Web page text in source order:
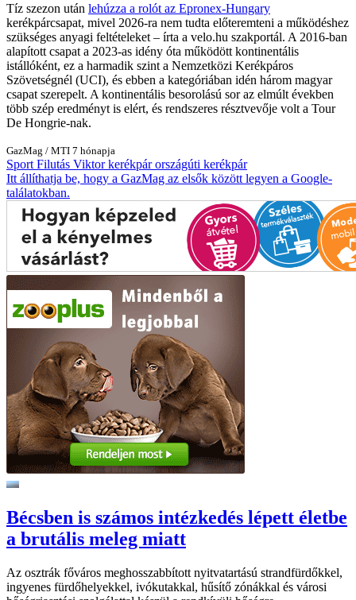
Tíz szezon után lehúzza a rolót az Epronex-Hungary
kerékpárcsapat, mivel 2026-ra nem tudta előteremteni a működéshez
szükséges anyagi feltételeket – írta a velo.hu szakportál. A 2016-ban
alapított csapat a 2023-as idény óta működött kontinentális
istállóként, ez a harmadik szint a Nemzetközi Kerékpáros
Szövetségnél (UCI), és ebben a kategóriában idén három magyar
csapat szerepelt. A kontinentális besorolású sor az elmúlt években
több szép eredményt is elért, és rendszeres résztvevője volt a Tour
De Hongrie-nak.
GazMag / MTI 7 hónapja
Sport Filutás Viktorkerékpárországúti kerékpár
Itt állíthatja be, hogy a GazMag az elsők között legyen a Google-
találatokban.
Bécsben is számos intézkedés lépett életbe
a brutális meleg miatt
Az osztrák főváros meghosszabbított nyitvatartású strandfürdőkkel,
ingyenes fürdőhelyekkel, ivókutakkal, hűsítő zónákkal és városi